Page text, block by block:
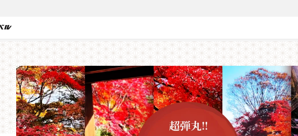
京都観光タクシーツアー